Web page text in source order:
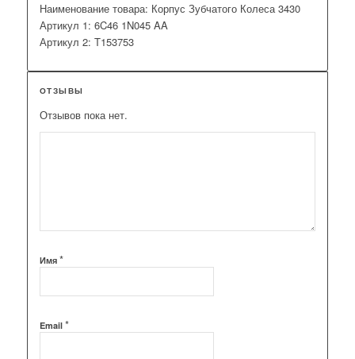
Наименование товара: Корпус Зубчатого Колеса 3430
Артикул 1: 6C46 1N045 AA
Артикул 2: T153753
ОТЗЫВЫ
Отзывов пока нет.
Имя *
Email *